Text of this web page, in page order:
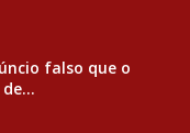
falso que o